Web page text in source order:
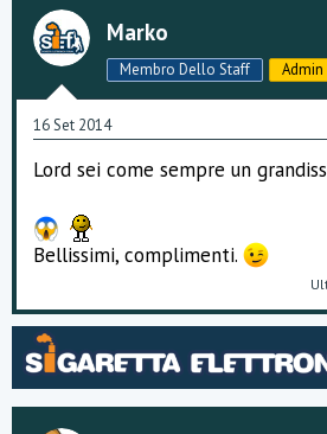
a
m
e
n
t
:
Marko
Membro Dello Staff Admin
16 Set 2014
Lord sei come sempre un
Bellissimi, complimenti.